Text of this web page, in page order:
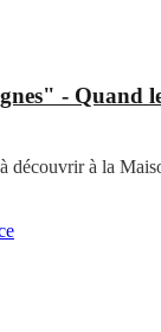
- Quand
découvrir à la